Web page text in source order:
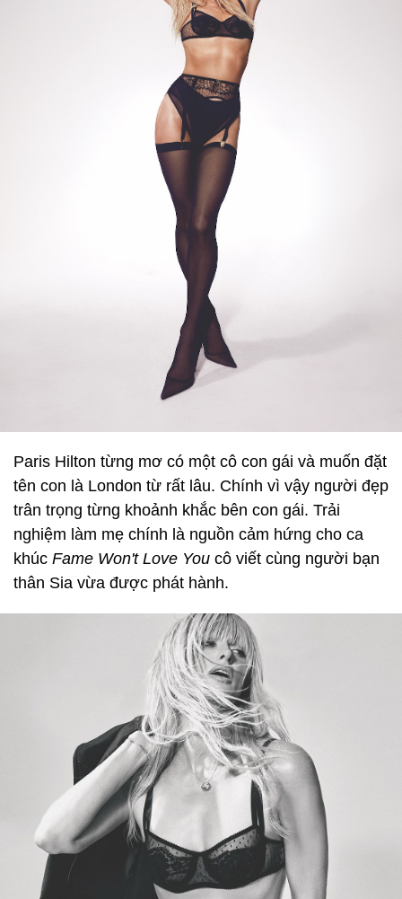
Paris Hilton từng mơ có một cô con gái và muốn đặt
tên con là London từ rất lâu. Chính vì vậy người đẹp
trân trọng từng khoảnh khắc bên con gái. Trải
nghiệm làm mẹ chính là nguồn cảm hứng cho ca
khúc Fame Won't Love You cô viết cùng người bạn
thân Sia vừa được phát hành.